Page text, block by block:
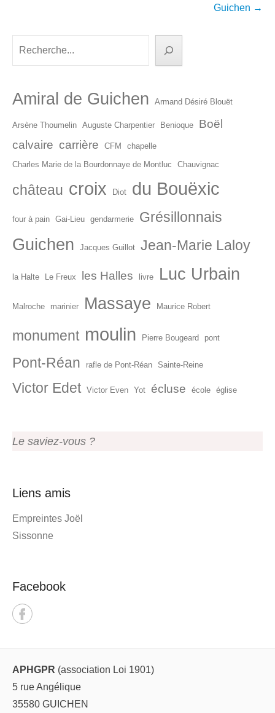
Guichen →
Amiral de Guichen Armand Désiré Blouët
Arsène Thoumelin Auguste Charpentier Benioque
Boël
calvaire carrière CFM
chapelle
Charles Marie de la Bourdonnaye de Montluc
Chauvignac
château croix Diot du Bouëxic
four à pain Gai-Lieu gendarmerie Grésillonnais
Guichen Jacques Guillot Jean-Marie Laloy
la Halte Le Freux les Halles livre Luc Urbain
Malroche marinier Massaye Maurice Robert
monument moulin Pierre Bougeard pont
Pont-Réan rafle de Pont-Réan Sainte-Reine
Victor Edet Victor Even Yot écluse école église
Le saviez-vous ?
Liens amis
Empreintes Joël
Sissonne
Facebook
APHGPR (association Loi 1901)
5 rue Angélique
35580 GUICHEN